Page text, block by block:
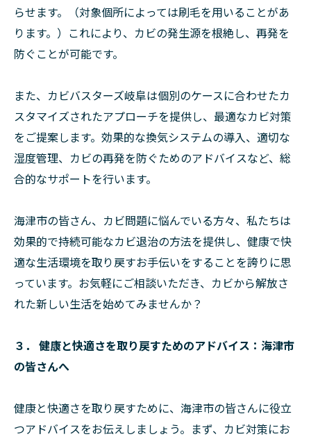
らせます。（対象個所によっては刷毛を用いることがあ
ります。）これにより、カビの発生源を根絶し、再発を
防ぐことが可能です。
また、カビバスターズ岐阜は個別のケースに合わせたカ
スタマイズされたアプローチを提供し、最適なカビ対策
をご提案します。効果的な換気システムの導入、適切な
湿度管理、カビの再発を防ぐためのアドバイスなど、総
合的なサポートを行います。
海津市の皆さん、カビ問題に悩んでいる方々、私たちは
効果的で持続可能なカビ退治の方法を提供し、健康で快
適な生活環境を取り戻すお手伝いをすることを誇りに思
っています。お気軽にご相談いただき、カビから解放さ
れた新しい生活を始めてみませんか？
３． 健康と快適さを取り戻すためのアドバイス：海津市
の皆さんへ
健康と快適さを取り戻すために、海津市の皆さんに役立
つアドバイスをお伝えしましょう。まず、カビ対策にお